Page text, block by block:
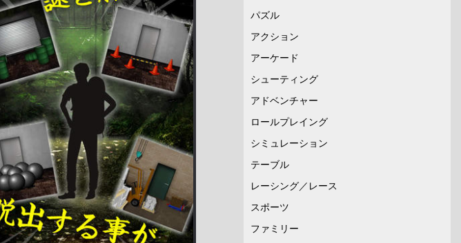
パズル
アクション
アーケード
シューティング
アドベンチャー
ロールプレイング
シミュレーション
テーブル
レーシング／レース
スポーツ
ファミリー